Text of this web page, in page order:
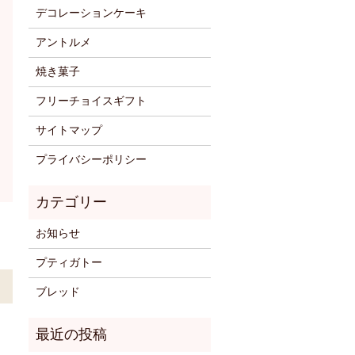
デコレーションケーキ
アントルメ
焼き菓子
フリーチョイスギフト
サイトマップ
プライバシーポリシー
お知らせ
プティガトー
ブレッド